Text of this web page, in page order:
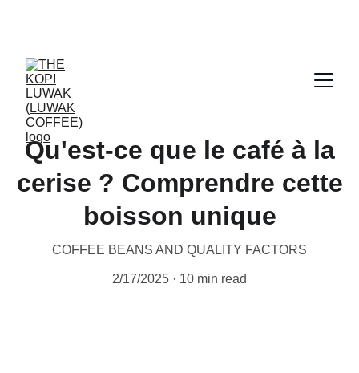
Qu'est-ce que le café à la
cerise ? Comprendre cette
boisson unique
COFFEE BEANS AND QUALITY FACTORS
2/17/2025 10 min read